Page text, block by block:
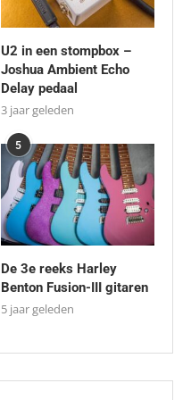
U2 in een stompbox –
Joshua Ambient Echo
Delay pedaal
3 jaar geleden
5
De 3e reeks Harley
Benton Fusion-III gitaren
5 jaar geleden